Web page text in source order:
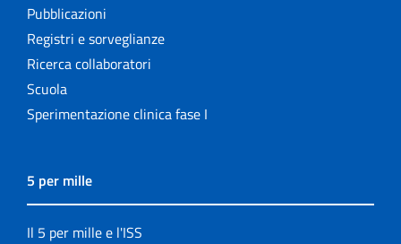
Pubblicazioni
Registri e sorveglianze
Ricerca collaboratori
Scuola
Sperimentazione clinica fase I
5 per mille
Il 5 per mille e l'ISS